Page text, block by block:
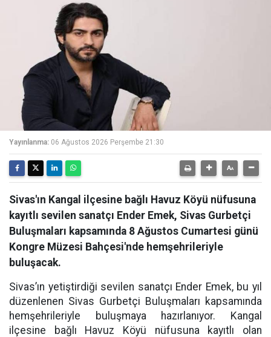
Yayınlanma: 06 Ağustos 2026 Perşembe 21:30
Sivas'ın Kangal ilçesine bağlı Havuz Köyü nüfusuna
kayıtlı sevilen sanatçı Ender Emek, Sivas Gurbetçi
Buluşmaları kapsamında 8 Ağustos Cumartesi günü
Kongre Müzesi Bahçesi'nde hemşehrileriyle
buluşacak.
Sivas’ın yetiştirdiği sevilen sanatçı Ender Emek, bu yıl
düzenlenen Sivas Gurbetçi Buluşmaları kapsamında
hemşehrileriyle buluşmaya hazırlanıyor. Kangal
ilçesine bağlı Havuz Köyü nüfusuna kayıtlı olan